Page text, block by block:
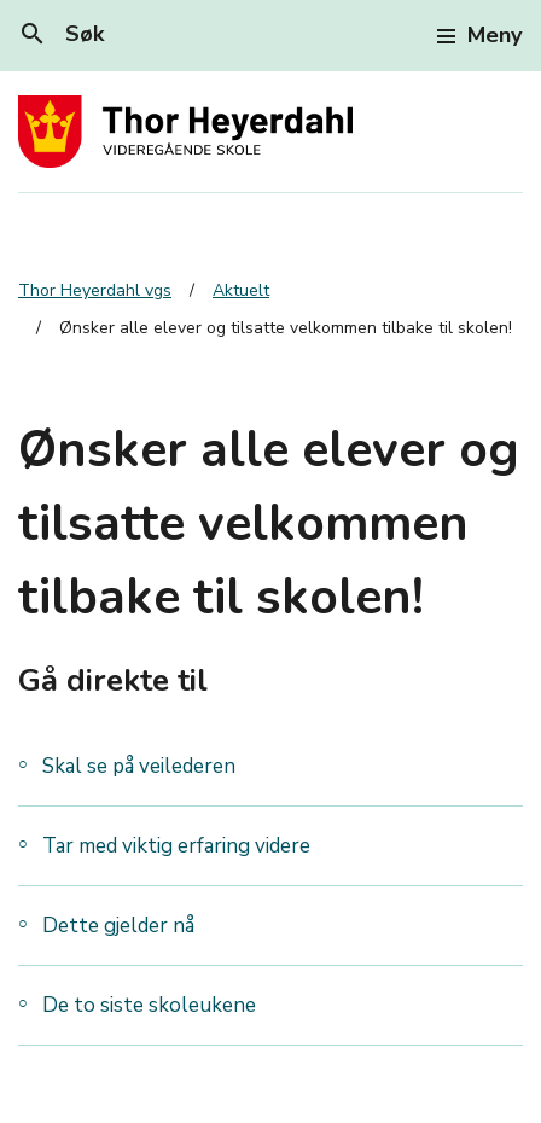
search Søk Meny
Thor Heyerdahl vgs
Aktuelt
Ønsker alle elever og tilsatte velkommen tilbake til skolen!
Ønsker alle elever og
tilsatte velkommen
tilbake til skolen!
Gå direkte til
Skal se på veilederen
Tar med viktig erfaring videre
Dette gjelder nå
De to siste skoleukene